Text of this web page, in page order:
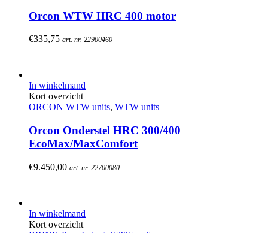
Orcon WTW HRC 400 motor
€335,75 art. nr. 22900460
In winkelmand
Kort overzicht
ORCON WTW units, WTW units
Orcon Onderstel HRC 300/400
EcoMax/MaxComfort
€9.450,00 art. nr. 22700080
In winkelmand
Kort overzicht